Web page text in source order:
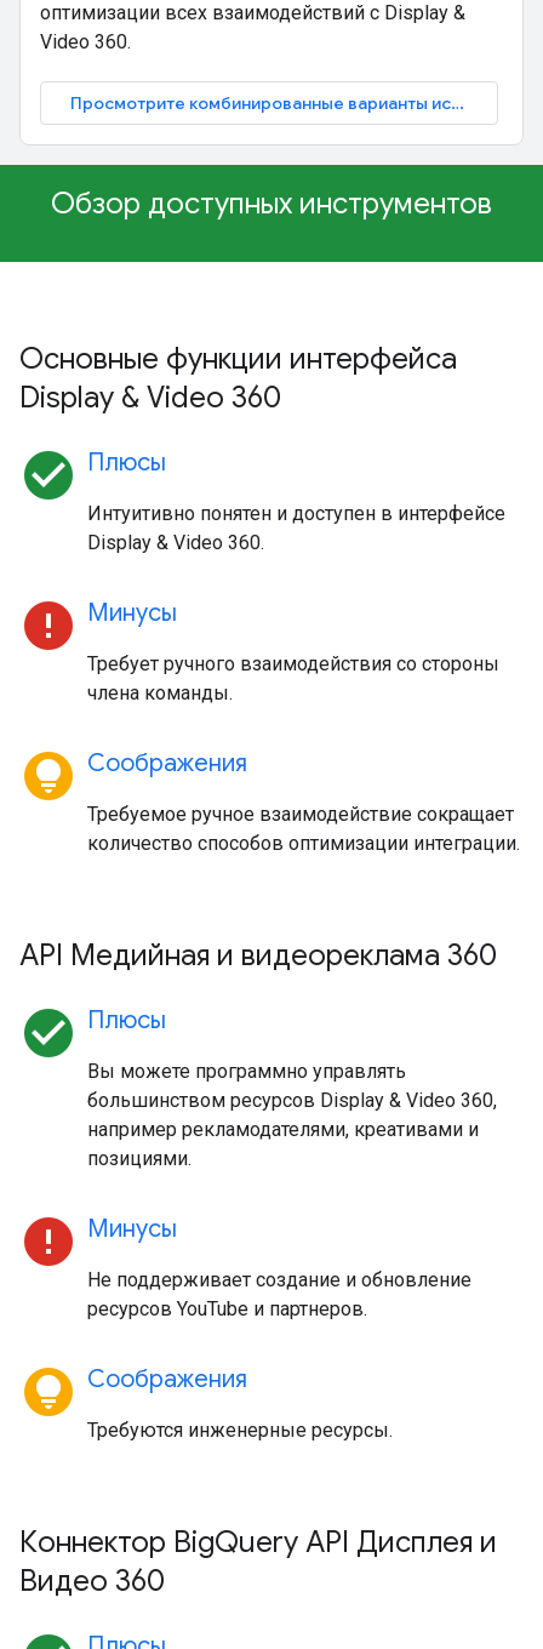
оптимизации всех взаимодействий с Display &
Video 360.
Просмотрите комбинированные варианты использования
Обзор доступных инструментов
Основные функции интерфейса
Display & Video 360
check_circle Плюсы
Интуитивно понятен и доступен в интерфейсе
Display & Video 360.
error Минусы
Требует ручного взаимодействия со стороны
члена команды.
lightbulb_circle Соображения
Требуемое ручное взаимодействие сокращает
количество способов оптимизации интеграции.
API Медийная и видеореклама 360
check_circle Плюсы
Вы можете программно управлять
большинством ресурсов Display & Video 360,
например рекламодателями, креативами и
позициями.
error Минусы
Не поддерживает создание и обновление
ресурсов YouTube и партнеров.
lightbulb_circle Соображения
Требуются инженерные ресурсы.
Коннектор BigQuery API Дисплея и
Видео 360